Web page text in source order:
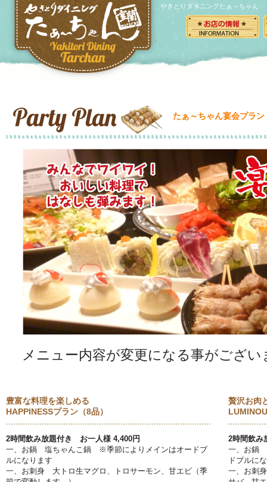
やきとりダイニングたぁ～ちゃん
たぁ～ちゃん宴会プラン
メニュー内容が変更になる事がござ
豊富な料理を楽しめる
HAPPINESSプラン（8品）
2時間飲み放題付き お一人様 4,400円
一、お鍋 塩ちゃんこ鍋 ※季節によりメインはオードブ
ルになります
一、お刺身 大トロ生マグロ、トロサーモン、甘エビ（季
贅沢お肉
2時間飲
一、お鍋
ドブルに
一、お刺